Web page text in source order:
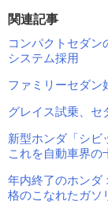
関連記事
コンパクトセダン
システム採用
ファミリーセダン
グレイス試乗、セ
新型ホンダ「シビ
これを自動車界の
年内終了のホンダ
格のこなれたガソ